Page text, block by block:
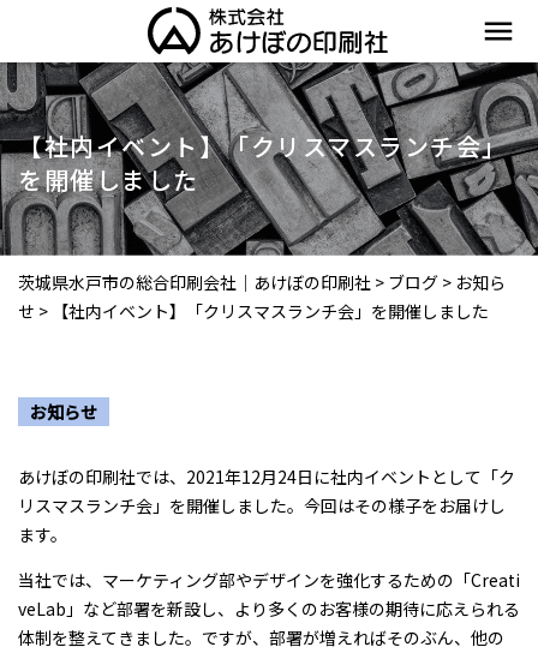
menu
【社内イベント】「クリスマスランチ会」
を開催しました
茨城県水戸市の総合印刷会社｜あけぼの印刷社 > ブログ > お知ら
せ > 【社内イベント】「クリスマスランチ会」を開催しました
お知らせ
あけぼの印刷社では、2021年12月24日に社内イベントとして「ク
リスマスランチ会」を開催しました。今回はその様子をお届けし
ます。
当社では、マーケティング部やデザインを強化するための「Creati
veLab」など部署を新設し、より多くのお客様の期待に応えられる
体制を整えてきました。ですが、部署が増えればそのぶん、他の